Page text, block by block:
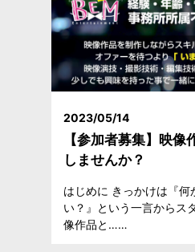
2023/05/14
【参加者募集】映像
しませんか？
はじめに きっかけは『何
い？』という一言からス
像作品と……